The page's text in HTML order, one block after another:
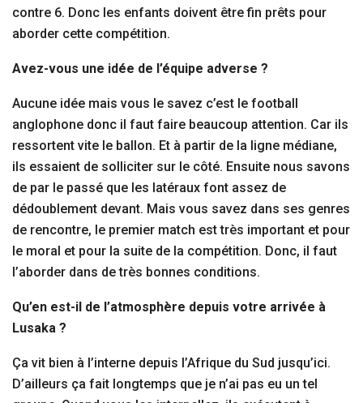
contre 6. Donc les enfants doivent être fin prêts pour
aborder cette compétition.
Avez-vous une idée de l’équipe adverse ?
Aucune idée mais vous le savez c’est le football
anglophone donc il faut faire beaucoup attention. Car ils
ressortent vite le ballon. Et à partir de la ligne médiane,
ils essaient de solliciter sur le côté. Ensuite nous savons
de par le passé que les latéraux font assez de
dédoublement devant. Mais vous savez dans ses genres
de rencontre, le premier match est très important et pour
le moral et pour la suite de la compétition. Donc, il faut
l’aborder dans de très bonnes conditions.
Qu’en est-il de l’atmosphère depuis votre arrivée à
Lusaka ?
Ça vit bien à l’interne depuis l’Afrique du Sud jusqu’ici.
D’ailleurs ça fait longtemps que je n’ai pas eu un tel